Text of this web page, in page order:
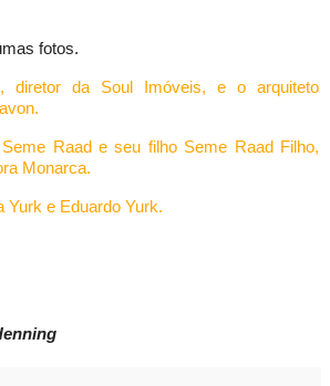
fotos.
diretor da Soul Imóveis, e
o arquiteto
Seme Raad e seu filho Seme Raad Filho,
Monarca.
Yurk e Eduardo Yurk.